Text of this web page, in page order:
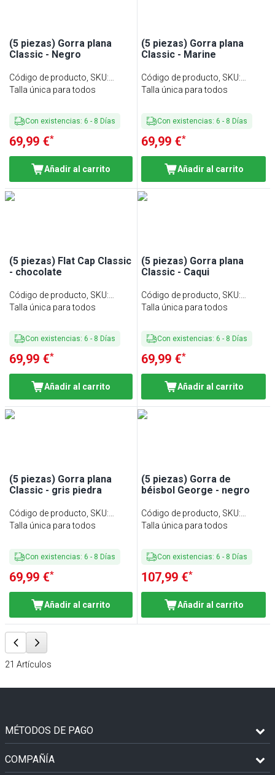
(5 piezas) Gorra plana
Classic - Negro
Código de producto, SKU:
FCCK26S#SET5
Talla única para todos
Con existencias: 6 - 8 Días
69,99 €*
Añadir al carrito
(5 piezas) Gorra plana
Classic - Marine
Código de producto, SKU:
FCCK26M#SET5
Talla única para todos
Con existencias: 6 - 8 Días
69,99 €*
Añadir al carrito
(5 piezas) Flat Cap Classic
- chocolate
Código de producto, SKU:
FCCK26SC#SET5
Talla única para todos
Con existencias: 6 - 8 Días
69,99 €*
Añadir al carrito
(5 piezas) Gorra plana
Classic - Caqui
Código de producto, SKU:
FCCK26SK#SET5
Talla única para todos
Con existencias: 6 - 8 Días
69,99 €*
Añadir al carrito
(5 piezas) Gorra plana
Classic - gris piedra
Código de producto, SKU:
FCCK26SG#SET5
Talla única para todos
Con existencias: 6 - 8 Días
69,99 €*
Añadir al carrito
(5 piezas) Gorra de
béisbol George - negro
Código de producto, SKU:
BCGK18S#SET5
Talla única para todos
Con existencias: 6 - 8 Días
107,99 €*
Añadir al carrito
21 Artículos
MÉTODOS DE PAGO
COMPAÑÍA